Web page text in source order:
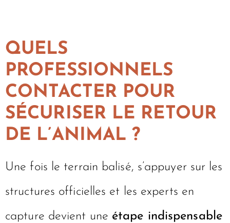
QUELS
PROFESSIONNELS
CONTACTER POUR
SÉCURISER LE RETOUR
DE L’ANIMAL ?
Une fois le terrain balisé, s’appuyer sur les
structures officielles et les experts en
capture devient une étape indispensable